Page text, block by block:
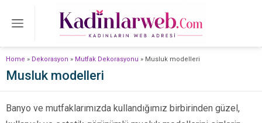
Home » Dekorasyon » Mutfak Dekorasyonu » Musluk modelleri
Musluk modelleri
Banyo ve mutfaklarımızda kullandığımız birbirinden güzel,